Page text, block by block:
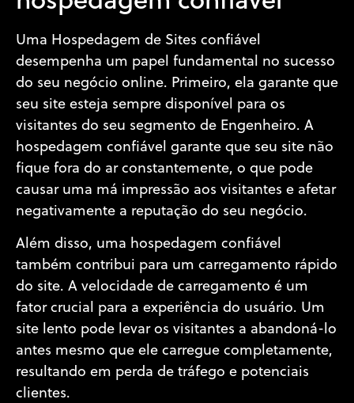
Uma Hospedagem de Sites confiável
desempenha um papel fundamental no sucesso
do seu negócio online. Primeiro, ela garante que
seu site esteja sempre disponível para os
visitantes do seu segmento de Engenheiro. A
hospedagem confiável garante que seu site não
fique fora do ar constantemente, o que pode
causar uma má impressão aos visitantes e afetar
negativamente a reputação do seu negócio.
Além disso, uma hospedagem confiável
também contribui para um carregamento rápido
do site. A velocidade de carregamento é um
fator crucial para a experiência do usuário. Um
site lento pode levar os visitantes a abandoná-lo
antes mesmo que ele carregue completamente,
resultando em perda de tráfego e potenciais
clientes.